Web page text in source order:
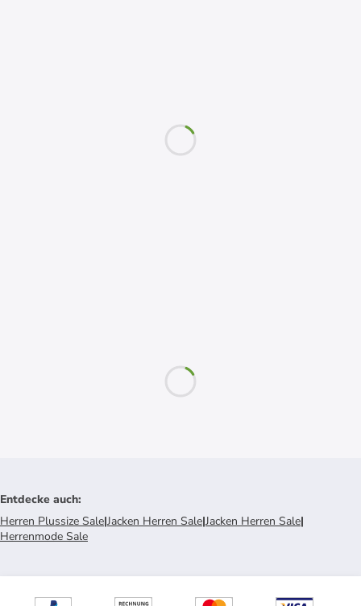
Entdecke auch:
Herren Plussize Sale|Jacken Herren Sale|Jacken Herren Sale|
Herrenmode Sale